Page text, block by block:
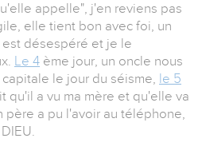
appelle", j'en reviens pas
elle tient bon avec foi, un
désespéré et je le
Le 4 ème jour, un oncle nous
le jour du séisme, le 5
qu'il a vu ma mère et qu'elle va
père a pu l'avoir au téléphone,